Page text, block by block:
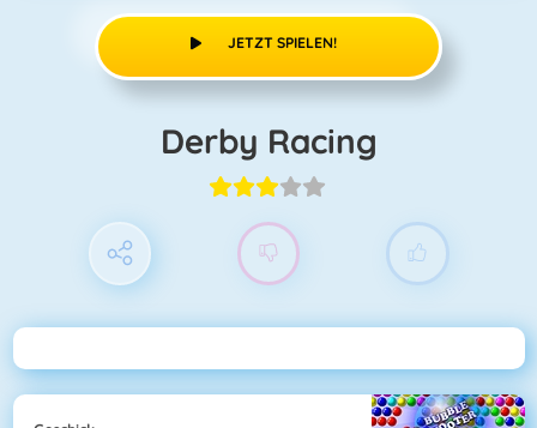
JETZT SPIELEN!
Derby Racing